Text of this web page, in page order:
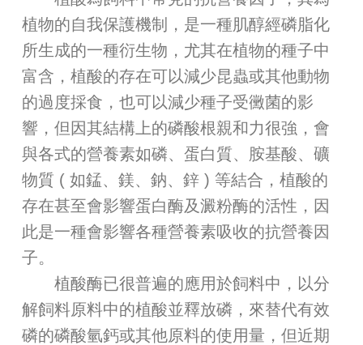
植物的自我保護機制，是一種肌醇經磷脂化
所生成的一種衍生物，尤其在植物的種子中
富含，植酸的存在可以減少昆蟲或其他動物
的過度採食，也可以減少種子受黴菌的影
響，但因其結構上的磷酸根親和力很強，會
與各式的營養素如磷、蛋白質、胺基酸、礦
物質 ( 如錳、鎂、鈉、鋅 ) 等結合，植酸的
存在甚至會影響蛋白酶及澱粉酶的活性，因
此是一種會影響各種營養素吸收的抗營養因
子。
植酸酶已很普遍的應用於飼料中，以分
解飼料原料中的植酸並釋放磷，來替代有效
磷的磷酸氫鈣或其他原料的使用量，但近期